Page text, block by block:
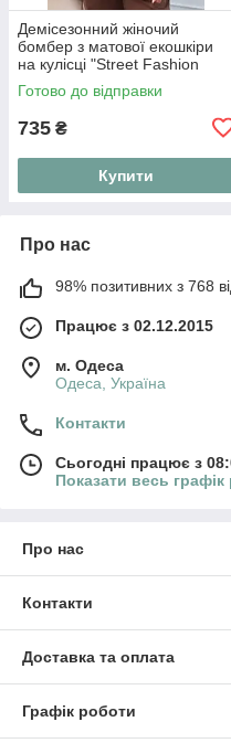
Демісезонний жіночий
бомбер з матової екошкіри
на кулісці "Street Fashion
Bombe
Готово до відправки
735 ₴
Купити
Про нас
98% позитивних з 768
Працює з 02.12.2015
м. Одеса
Одеса, Україна
Контакти
Сьогодні працює з
Показати весь графік
Про нас
Контакти
Доставка та оплата
Графік роботи